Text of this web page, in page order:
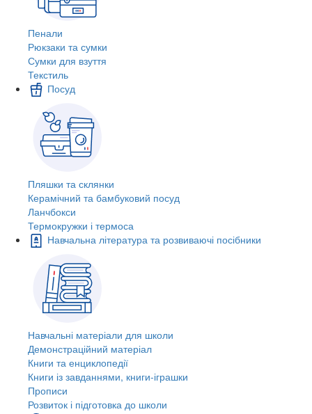
Пенали
Рюкзаки та сумки
Сумки для взуття
Текстиль
Посуд
Пляшки та склянки
Керамічний та бамбуковий посуд
Ланчбокси
Термокружки і термоса
Навчальна література та розвиваючі посібники
Навчальні матеріали для школи
Демонстраційний матеріал
Книги та енциклопедії
Книги із завданнями, книги-іграшки
Прописи
Розвиток і підготовка до школи